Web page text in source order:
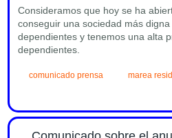
Consideramos que hoy se ha
conseguir una sociedad más
dependientes y tenemos una alta
dependientes.
comunicado prensa marea